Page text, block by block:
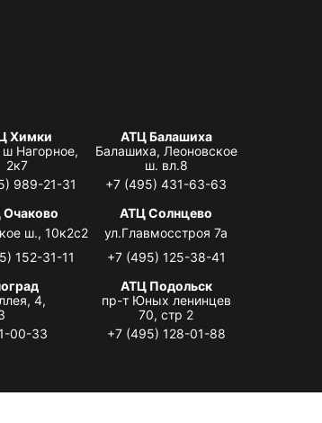
Химки
Нагорное,
2к7
989-21-31
АТЦ Балашиха
Балашиха, Леоновское
ш. вл.8
+7 (495) 431-63-63
ш., 10к2с2
152-31-11
АТЦ Солнцево
ул.Главмосстроя 7а
+7 (495) 125-38-41
4,
00-33
АТЦ Подольск
пр-т Юных ленинцев
70, стр 2
+7 (495) 128-01-88